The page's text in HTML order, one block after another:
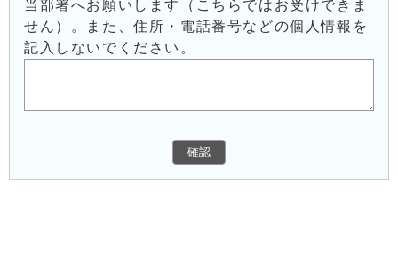
当部署へお願いします（こちらではお受けできま
せん）。また、住所・電話番号などの個人情報を
記入しないでください。